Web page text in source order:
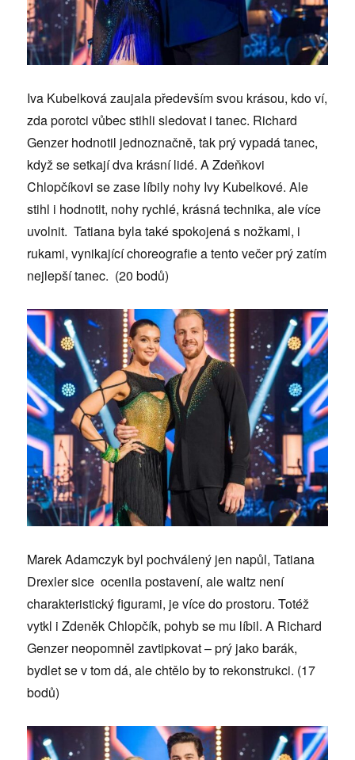
Iva Kubelková zaujala především svou krásou, kdo ví,
zda porotci vůbec stihli sledovat i tanec. Richard
Genzer hodnotil jednoznačně, tak prý vypadá tanec,
když se setkají dva krásní lidé. A Zdeňkovi
Chlopčíkovi se zase líbily nohy Ivy Kubelkové. Ale
stihl i hodnotit, nohy rychlé, krásná technika, ale více
uvolnit. Tatiana byla také spokojená s nožkami, i
rukami, vynikající choreografie a tento večer prý zatím
nejlepší tanec. (20 bodů)
Marek Adamczyk byl pochválený jen napůl, Tatiana
Drexler sice ocenila postavení, ale waltz není
charakteristický figurami, je více do prostoru. Totéž
vytkl i Zdeněk Chlopčík, pohyb se mu líbil. A Richard
Genzer neopomněl zavtipkovat – prý jako barák,
bydlet se v tom dá, ale chtělo by to rekonstrukci. (17
bodů)